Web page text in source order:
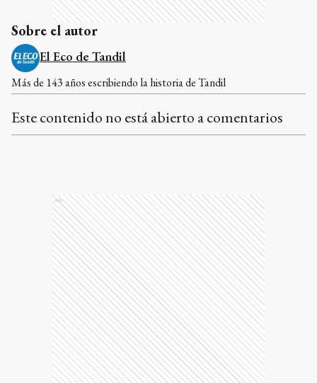
Sobre el autor
El Eco de Tandil
Más de 143 años escribiendo la historia de Tandil
Este contenido no está abierto a comentarios
Ads